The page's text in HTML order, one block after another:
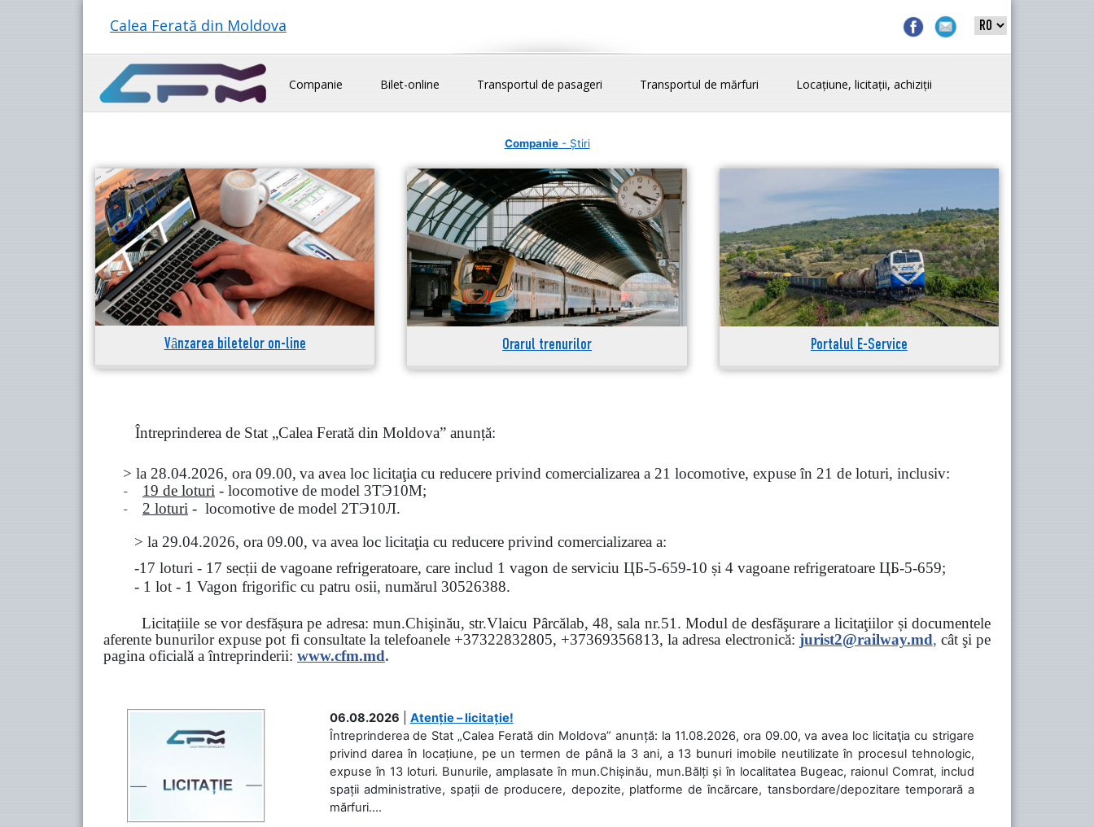
Calea Ferată din Moldova
Companie Bilet-online Transportul de pasageri Transportul de mărfuri Locațiune, licitații, achiziții
Companie- Știri
Vânzarea biletelor on-line Orarul trenurilor Portalul E-Service
Întreprinderea de Stat „Calea Ferată din Moldova” anunță:
> la 28.04.2026, ora 09.00, va avea loc licitaţia cu reducere privind comercializarea a 21 locomotive, expuse în 21 de loturi, inclusiv:
- 19 de loturi - locomotive de model 3ТЭ10М;
- 2 loturi - locomotive de model 2ТЭ10Л.
> la 29.04.2026, ora 09.00, va avea loc licitaţia cu reducere privind comercializarea a:
-17 loturi - 17 secții de vagoane refrigeratoare, care includ 1 vagon de serviciu ЦБ-5-659-10 și 4 vagoane refrigeratoare ЦБ-5-659;
- 1 lot - 1 Vagon frigorific cu patru osii, numărul 30526388.
Licitațiile se vor desfășura pe adresa: mun.Chişinău, str.Vlaicu Pârcălab, 48, sala nr.51.Modul de desfăşurare a licitaţiilor și documentele
aferente bunurilor expuse pot fi consultate la telefoanele +37322832805, +37369356813, la adresa electronică: jurist2@railway.md, cât şi pe
pagina oficială a întreprinderii: www.cfm.md.
06.08.2026
Atenție – licitație!
Întreprinderea de Stat „Calea Ferată din Moldova” anunță: la 11.08.2026, ora 09.00, va avea loc licitaţia cu strigare
privind darea în locațiune, pe un termen de până la 3 ani, a 13 bunuri imobile neutilizate în procesul tehnologic,
expuse în 13 loturi. Bunurile, amplasate în mun.Chișinău, mun.Bălți și în localitatea Bugeac, raionul Comrat, includ
spații administrative, spații de producere, depozite, platforme de încărcare, tansbordare/depozitare temporară a
mărfuri....